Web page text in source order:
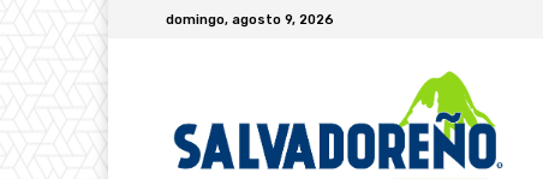
domingo, agosto 9, 2026